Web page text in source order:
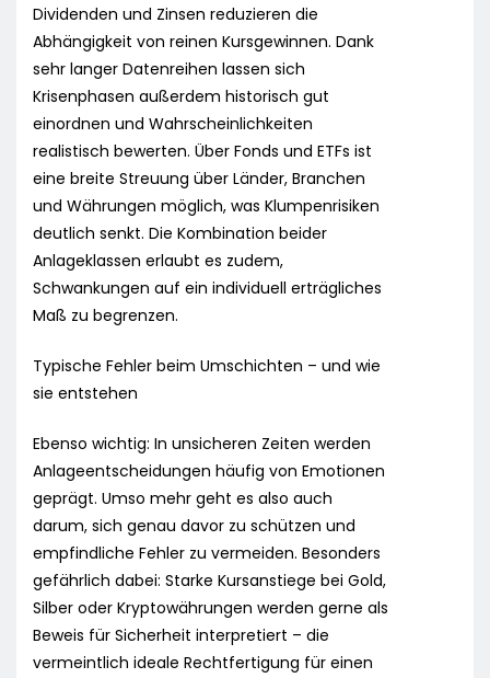
Dividenden und Zinsen reduzieren die
Abhängigkeit von reinen Kursgewinnen. Dank
sehr langer Datenreihen lassen sich
Krisenphasen außerdem historisch gut
einordnen und Wahrscheinlichkeiten
realistisch bewerten. Über Fonds und ETFs ist
eine breite Streuung über Länder, Branchen
und Währungen möglich, was Klumpenrisiken
deutlich senkt. Die Kombination beider
Anlageklassen erlaubt es zudem,
Schwankungen auf ein individuell erträgliches
Maß zu begrenzen.
Typische Fehler beim Umschichten – und wie
sie entstehen
Ebenso wichtig: In unsicheren Zeiten werden
Anlageentscheidungen häufig von Emotionen
geprägt. Umso mehr geht es also auch
darum, sich genau davor zu schützen und
empfindliche Fehler zu vermeiden. Besonders
gefährlich dabei: Starke Kursanstiege bei Gold,
Silber oder Kryptowährungen werden gerne als
Beweis für Sicherheit interpretiert – die
vermeintlich ideale Rechtfertigung für einen